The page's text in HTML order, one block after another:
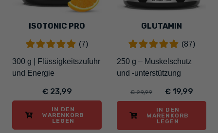
ISOTONIC PRO
(7)
300 g | Flüssigkeitszufuhr
und Energie
€ 23,99
IN DEN
WARENKORB
LEGEN
GLUTAMIN
(87)
250 g – Muskelschutz
und -unterstützung
€ 29,99 € 19,99
IN DEN
WARENKORB
LEGEN